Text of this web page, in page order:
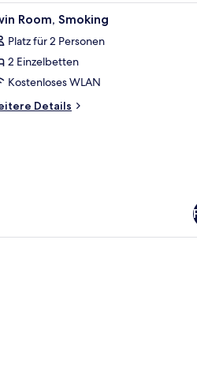
Fernseher, einem Schreibtisch und
Ein
6 Room, Smoking
Platz für 2 Personen
2 Einzelbetten
Kostenloses WLAN
Details